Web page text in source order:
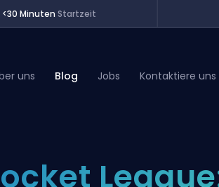
<30 Minuten Startzeit
uns Blog Jobs Kontaktiere uns